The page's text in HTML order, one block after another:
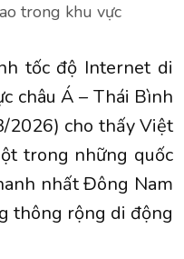
trong khu vực
tốc độ Internet di
châu Á – Thái Bình
2026) cho thấy Việt
trong những quốc
nhất Đông Nam
thông rộng di động